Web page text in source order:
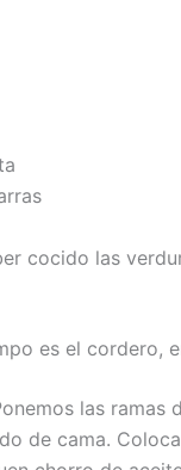
cocido las
es el cordero,
las ramas
de cama.